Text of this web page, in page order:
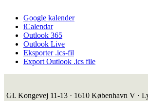
Google kalender
iCalendar
Outlook 365
Outlook Live
Eksporter .ics-fil
Export Outlook .ics file
Gl. Kongevej 11-13 · 1610 København V ·